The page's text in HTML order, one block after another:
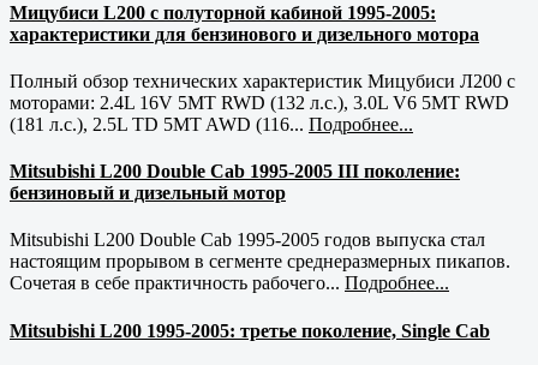
Мицубиси L200 с полуторной кабиной 1995-2005:
характеристики для бензинового и дизельного мотора
Полный обзор технических характеристик Мицубиси Л200 с
моторами: 2.4L 16V 5MT RWD (132 л.с.), 3.0L V6 5MT RWD
(181 л.с.), 2.5L TD 5MT AWD (116... Подробнее...
Mitsubishi L200 Double Cab 1995-2005 III поколение:
бензиновый и дизельный мотор
Mitsubishi L200 Double Cab 1995-2005 годов выпуска стал
настоящим прорывом в сегменте среднеразмерных пикапов.
Сочетая в себе практичность рабочего... Подробнее...
Mitsubishi L200 1995-2005: третье поколение, Single Cab